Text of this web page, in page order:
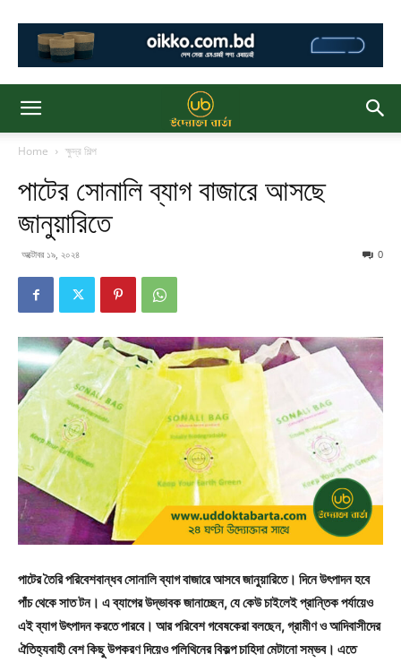
Home ক্ষুদ্র শিল্প
পাটের সোনালি ব্যাগ বাজারে আসছে
জানুয়ারিতে
অক্টোবর ১৯, ২০২৪ 0
পাটের তৈরি পরিবেশবান্ধব সোনালি ব্যাগ বাজারে আসবে জানুয়ারিতে। দিনে উৎপাদন হবে
পাঁচ থেকে সাত টন। এ ব্যাগের উদ্ভাবক জানাচ্ছেন, যে কেউ চাইলেই প্রান্তিক পর্যায়েও
এই ব্যাগ উৎপাদন করতে পারবে। আর পরিবেশ গবেষকেরা বলছেন, গ্রামীণ ও আদিবাসীদের
ঐতিহ্যবাহী বেশ কিছু উপকরণ দিয়েও পলিথিনের বিকল্প চাহিদা মেটানো সম্ভব। এতে